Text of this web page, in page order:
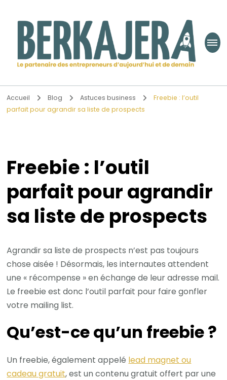
Berkajera
Accueil Blog Astuces business
Freebie : l’outil
parfait pour agrandir sa liste de prospects
Freebie : l’outil
parfait pour agrandir
sa liste de prospects
Agrandir sa liste de prospects n’est pas toujours
chose aisée ! Désormais, les internautes attendent
une « récompense » en échange de leur adresse mail.
Le freebie est donc l’outil parfait pour faire gonfler
votre mailing list.
Qu’est-ce qu’un freebie ?
Un freebie, également appelé lead magnet ou
cadeau gratuit, est un contenu gratuit offert par une